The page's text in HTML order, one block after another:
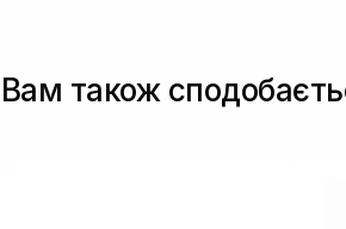
Вам також